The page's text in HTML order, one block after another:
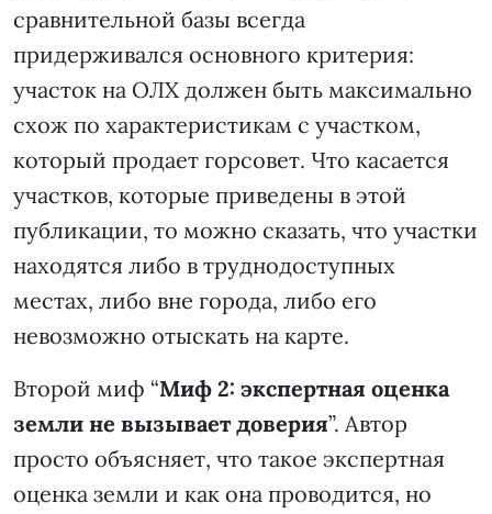
сравнительной базы всегда
придерживался основного критерия:
участок на ОЛХ должен быть максимально
схож по характеристикам с участком,
который продает горсовет. Что касается
участков, которые приведены в этой
публикации, то можно сказать, что участки
находятся либо в труднодоступных
местах, либо вне города, либо его
невозможно отыскать на карте.
Второй миф “Миф 2: экспертная оценка
земли не вызывает доверия”. Автор
просто объясняет, что такое экспертная
оценка земли и как она проводится, но